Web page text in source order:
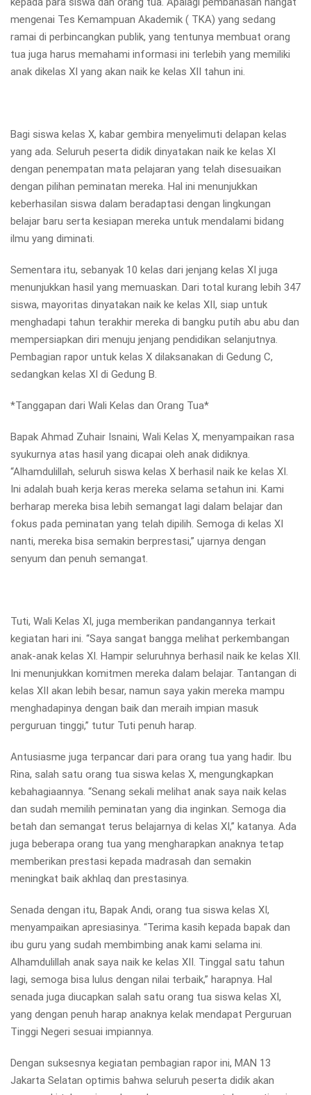
mengenai Tes Kemampuan Akademik ( TKA) yang sedang
ramai di perbincangkan publik, yang tentunya membuat orang
tua juga harus memahami informasi ini terlebih yang memiliki
anak dikelas XI yang akan naik ke kelas XII tahun ini.
Bagi siswa kelas X, kabar gembira menyelimuti delapan kelas
yang ada. Seluruh peserta didik dinyatakan naik ke kelas XI
dengan penempatan mata pelajaran yang telah disesuaikan
dengan pilihan peminatan mereka. Hal ini menunjukkan
keberhasilan siswa dalam beradaptasi dengan lingkungan
belajar baru serta kesiapan mereka untuk mendalami bidang
ilmu yang diminati.
Sementara itu, sebanyak 10 kelas dari jenjang kelas XI juga
menunjukkan hasil yang memuaskan. Dari total kurang lebih 347
siswa, mayoritas dinyatakan naik ke kelas XII, siap untuk
menghadapi tahun terakhir mereka di bangku putih abu abu dan
mempersiapkan diri menuju jenjang pendidikan selanjutnya.
Pembagian rapor untuk kelas X dilaksanakan di Gedung C,
sedangkan kelas XI di Gedung B.
*Tanggapan dari Wali Kelas dan Orang Tua*
Bapak Ahmad Zuhair Isnaini, Wali Kelas X, menyampaikan rasa
syukurnya atas hasil yang dicapai oleh anak didiknya.
“Alhamdulillah, seluruh siswa kelas X berhasil naik ke kelas XI.
Ini adalah buah kerja keras mereka selama setahun ini. Kami
berharap mereka bisa lebih semangat lagi dalam belajar dan
fokus pada peminatan yang telah dipilih. Semoga di kelas XI
nanti, mereka bisa semakin berprestasi,” ujarnya dengan
senyum dan penuh semangat.
Tuti, Wali Kelas XI, juga memberikan pandangannya terkait
kegiatan hari ini. “Saya sangat bangga melihat perkembangan
anak-anak kelas XI. Hampir seluruhnya berhasil naik ke kelas XII.
Ini menunjukkan komitmen mereka dalam belajar. Tantangan di
kelas XII akan lebih besar, namun saya yakin mereka mampu
menghadapinya dengan baik dan meraih impian masuk
perguruan tinggi,” tutur Tuti penuh harap.
Antusiasme juga terpancar dari para orang tua yang hadir. Ibu
Rina, salah satu orang tua siswa kelas X, mengungkapkan
kebahagiaannya. “Senang sekali melihat anak saya naik kelas
dan sudah memilih peminatan yang dia inginkan. Semoga dia
betah dan semangat terus belajarnya di kelas XI,” katanya. Ada
juga beberapa orang tua yang mengharapkan anaknya tetap
memberikan prestasi kepada madrasah dan semakin
meningkat baik akhlaq dan prestasinya.
Senada dengan itu, Bapak Andi, orang tua siswa kelas XI,
menyampaikan apresiasinya. “Terima kasih kepada bapak dan
ibu guru yang sudah membimbing anak kami selama ini.
Alhamdulillah anak saya naik ke kelas XII. Tinggal satu tahun
lagi, semoga bisa lulus dengan nilai terbaik,” harapnya. Hal
senada juga diucapkan salah satu orang tua siswa kelas XI,
yang dengan penuh harap anaknya kelak mendapat Perguruan
Tinggi Negeri sesuai impiannya.
Dengan suksesnya kegiatan pembagian rapor ini, MAN 13
Jakarta Selatan optimis bahwa seluruh peserta didik akan